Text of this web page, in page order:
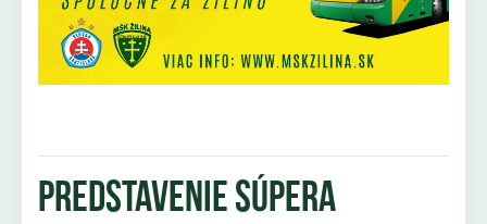
Predstavenie súpera